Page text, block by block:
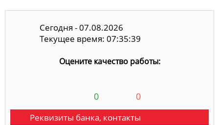
Сегодня - 07.08.2026
Текущее время: 07:35:40
Оцените качество работы:
0 0
Реквизиты банка, контакты